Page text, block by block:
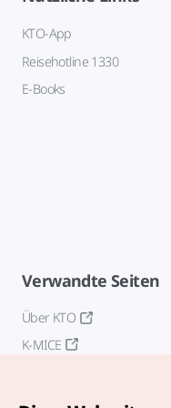
KTO-App
Reisehotline 1330
E-Books
Verwandte Seiten
Über KTO
K-MICE